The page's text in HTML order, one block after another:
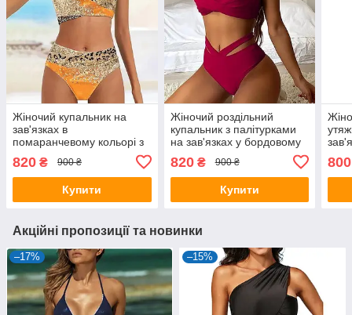
Жіночий купальник на
зав'язках в
помаранчевому кольорі з
леопардовими вставками
820 ₴ 900 ₴
Купити
Жіночий роздільний
купальник з палітурками
на зав'язках у бордовому
820₴ 900 ₴
Купити
800
Акційні пропозиції та новинки
–17% –15%